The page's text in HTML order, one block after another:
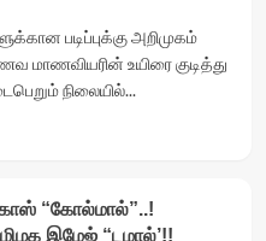
படிப்புக்கு அறிமுகம்
மாணவியரின் உயிரை குடித்து
நிலையில்...
“கோல்மால்”..!
இமேஜ் “டமால்’!!